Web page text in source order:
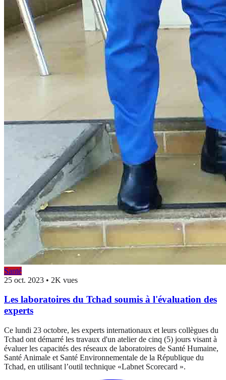
Santé
25 oct. 2023 • 2K vues
Les laboratoires du Tchad soumis à l'évaluation des
experts
Ce lundi 23 octobre, les experts internationaux et leurs collègues du
Tchad ont démarré les travaux d'un atelier de cinq (5) jours visant à
évaluer les capacités des réseaux de laboratoires de Santé Humaine,
Santé Animale et Santé Environnementale de la République du
Tchad, en utilisant l’outil technique «Labnet Scorecard ».